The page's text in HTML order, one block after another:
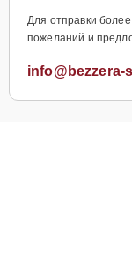
Для отправки
пожеланий и
info@bezzera-